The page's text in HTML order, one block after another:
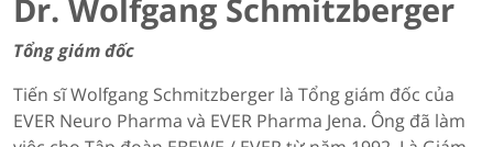
Dr. Wolfgang Schmitzberger
Tổng giám đốc
Tiến sĩ Wolfgang Schmitzberger là Tổng giám đốc của
EVER Neuro Pharma và EVER Pharma Jena. Ông đã làm